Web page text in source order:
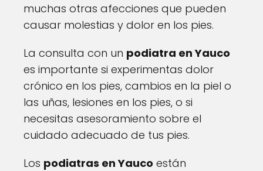
muchas otras afecciones que pueden
causar molestias y dolor en los pies.
La consulta con un podiatra en Yauco
es importante si experimentas dolor
crónico en los pies, cambios en la piel o
las uñas, lesiones en los pies, o si
necesitas asesoramiento sobre el
cuidado adecuado de tus pies.
Los podiatras en Yauco están